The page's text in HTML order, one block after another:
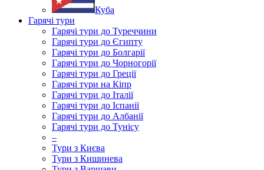
Куба
Гарячі тури
Гарячі тури до Туреччини
Гарячі тури до Єгипту
Гарячі тури до Болгарії
Гарячі тури до Чорногорії
Гарячі тури до Греції
Гарячі тури на Кіпр
Гарячі тури до Італії
Гарячі тури до Іспанії
Гарячі тури до Албанії
Гарячі тури до Тунісу
–
Тури з Києва
Тури з Кишинева